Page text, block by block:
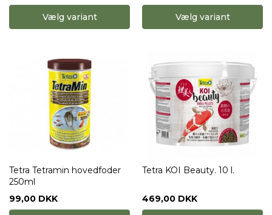
Vælg variant Vælg variant
Tetra Tetramin hovedfoder
250ml
99,00 DKK
Tetra KOI Beauty. 10 l.
469,00 DKK